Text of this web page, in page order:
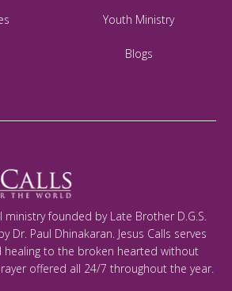
Youth Ministry
Blogs
ministry founded by Late Brother D.G.S.
Dr. Paul Dhinakaran. Jesus Calls serves
to the broken hearted without
offered all 24/7 throughout the year.